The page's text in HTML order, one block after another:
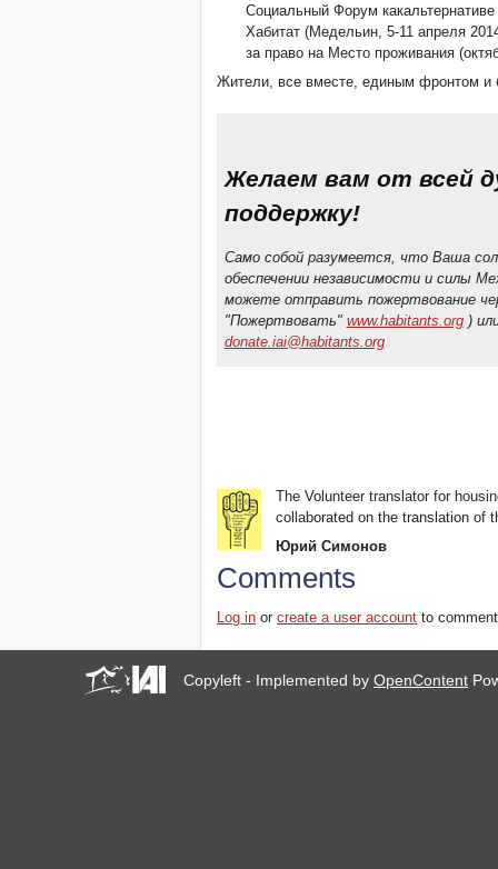
Социальный Форум
Хабитат (Медельин, 5-11 апреля
за право на Место проживания
Жители, все вместе, единым фронтом и
Желаем вам от всей
поддержку!
Само собой разумеется, что Ваша
обеспечении независимости и силы
можете отправить пожертвование
"Пожертвовать" www.habitants.org)
donate.iai@habitants.org
The Volunteer translator for
collaborated on the translation of
Юрий Симонов
Comments
Log in orcreate a user account to
Copyleft - Implemented byOpenContent